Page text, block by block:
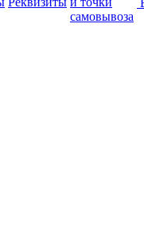
самовывоза